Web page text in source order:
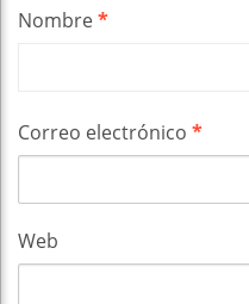
Nombre*
Correo electrónico *
Web